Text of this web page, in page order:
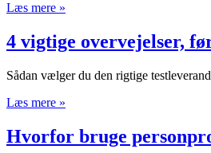
Læs mere »
4 vigtige overvejelser,
Sådan vælger du den rigtige
Læs mere »
Hvorfor bruge